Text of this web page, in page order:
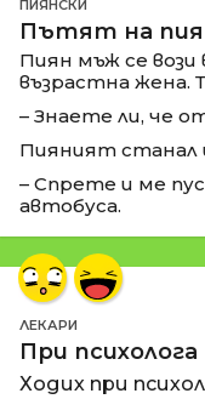
ПИЯНСКИ
Пътят на
Пиян мъж се вози
възрастна жена.
– Знаете ли, че
Пияният станал
– Спрете и ме
автобуса.
ЛЕКАРИ
При психолога
Ходих при